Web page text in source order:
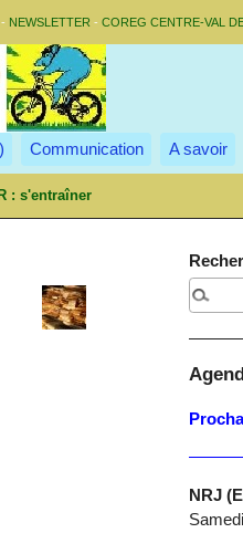
- NEWSLETTER - COREG CENTRE-VAL
Communication A savoir
: s'entraîner
NRJ